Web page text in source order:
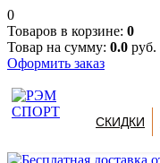
0
Товаров в корзине: 0
Товар на сумму: 0.0 руб.
Оформить заказ
СКИДКИ